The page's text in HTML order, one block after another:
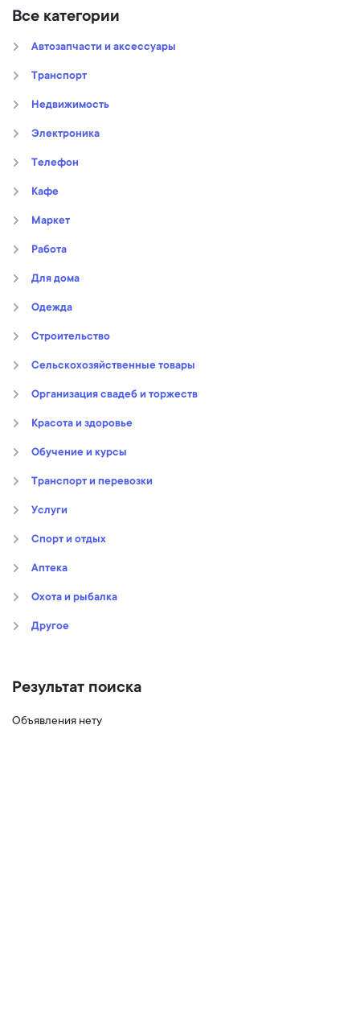
Все категории
Автозапчасти и аксессуары
Транспорт
Недвижимость
Электроника
Телефон
Кафе
Маркет
Работа
Для дома
Oдежда
Строительство
Сельскохозяйственные товары
Организация свадеб и торжеств
Kрасота и здоровье
Обучение и курсы
Транспорт и перевозки
Услуги
Спорт и отдых
Аптека
Охота и рыбалка
Другое
Результат поиска
Объявления нету